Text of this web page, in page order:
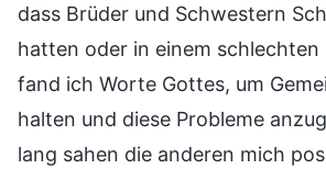
dass Brüder und Schwestern
hatten oder in einem schlechten
fand ich Worte Gottes, um
halten und diese Probleme
lang sahen die anderen mich